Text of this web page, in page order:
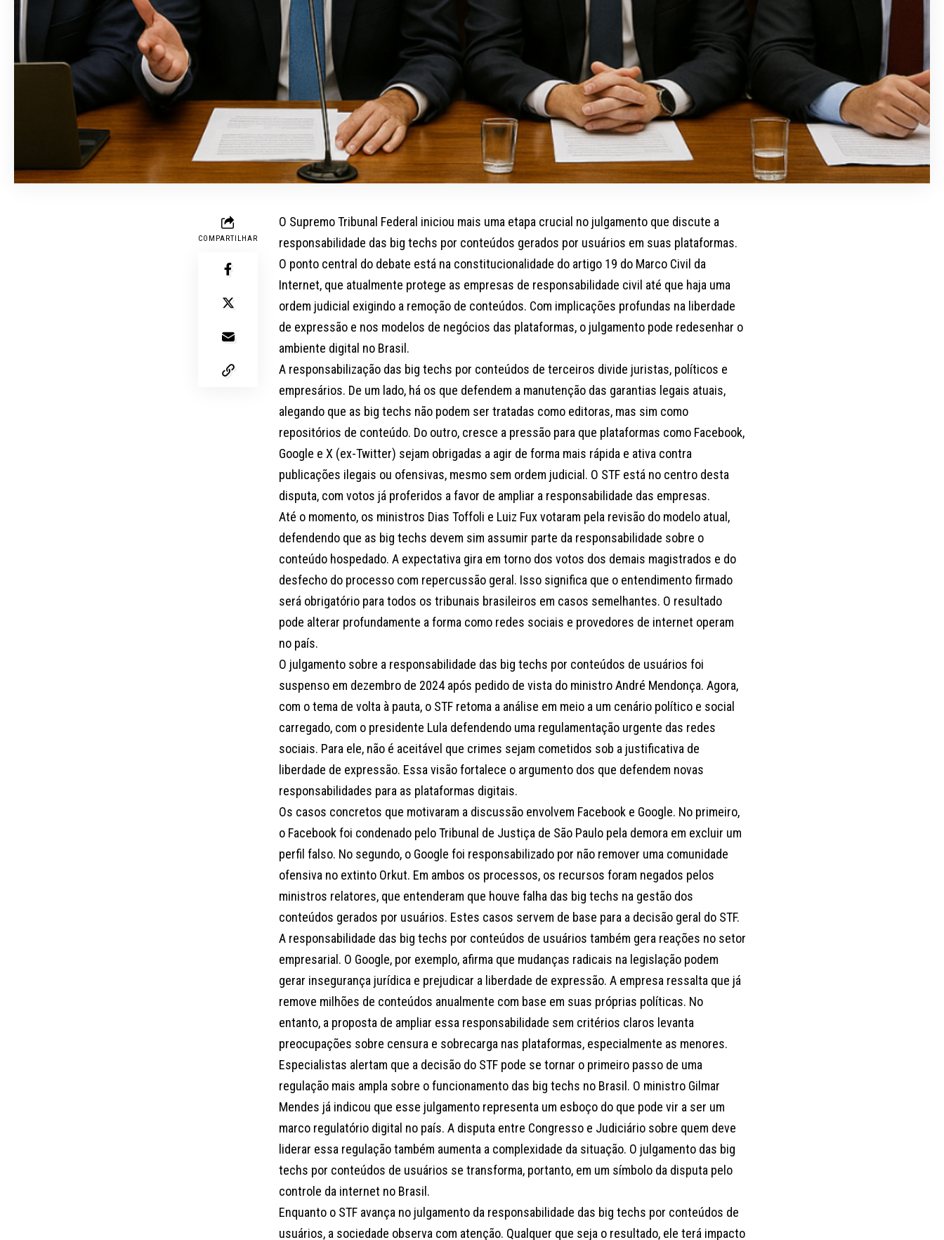
COMPARTILHAR
O Supremo Tribunal Federal iniciou mais uma etapa crucial no julgamento que discute a
responsabilidade das big techs por conteúdos gerados por usuários em suas plataformas.
O ponto central do debate está na constitucionalidade do artigo 19 do Marco Civil da
Internet, que atualmente protege as empresas de responsabilidade civil até que haja uma
ordem judicial exigindo a remoção de conteúdos. Com implicações profundas na liberdade
de expressão e nos modelos de negócios das plataformas, o julgamento pode redesenhar o
ambiente digital no Brasil.
A responsabilização das big techs por conteúdos de terceiros divide juristas, políticos e
empresários. De um lado, há os que defendem a manutenção das garantias legais atuais,
alegando que as big techs não podem ser tratadas como editoras, mas sim como
repositórios de conteúdo. Do outro, cresce a pressão para que plataformas como Facebook,
Google e X (ex-Twitter) sejam obrigadas a agir de forma mais rápida e ativa contra
publicações ilegais ou ofensivas, mesmo sem ordem judicial. O STF está no centro desta
disputa, com votos já proferidos a favor de ampliar a responsabilidade das empresas.
Até o momento, os ministros Dias Toffoli e Luiz Fux votaram pela revisão do modelo atual,
defendendo que as big techs devem sim assumir parte da responsabilidade sobre o
conteúdo hospedado. A expectativa gira em torno dos votos dos demais magistrados e do
desfecho do processo com repercussão geral. Isso significa que o entendimento firmado
será obrigatório para todos os tribunais brasileiros em casos semelhantes. O resultado
pode alterar profundamente a forma como redes sociais e provedores de internet operam
no país.
O julgamento sobre a responsabilidade das big techs por conteúdos de usuários foi
suspenso em dezembro de 2024 após pedido de vista do ministro André Mendonça. Agora,
com o tema de volta à pauta, o STF retoma a análise em meio a um cenário político e social
carregado, com o presidente Lula defendendo uma regulamentação urgente das redes
sociais. Para ele, não é aceitável que crimes sejam cometidos sob a justificativa de
liberdade de expressão. Essa visão fortalece o argumento dos que defendem novas
responsabilidades para as plataformas digitais.
Os casos concretos que motivaram a discussão envolvem Facebook e Google. No primeiro,
o Facebook foi condenado pelo Tribunal de Justiça de São Paulo pela demora em excluir um
perfil falso. No segundo, o Google foi responsabilizado por não remover uma comunidade
ofensiva no extinto Orkut. Em ambos os processos, os recursos foram negados pelos
ministros relatores, que entenderam que houve falha das big techs na gestão dos
conteúdos gerados por usuários. Estes casos servem de base para a decisão geral do STF.
A responsabilidade das big techs por conteúdos de usuários também gera reações no setor
empresarial. O Google, por exemplo, afirma que mudanças radicais na legislação podem
gerar insegurança jurídica e prejudicar a liberdade de expressão. A empresa ressalta que já
remove milhões de conteúdos anualmente com base em suas próprias políticas. No
entanto, a proposta de ampliar essa responsabilidade sem critérios claros levanta
preocupações sobre censura e sobrecarga nas plataformas, especialmente as menores.
Especialistas alertam que a decisão do STF pode se tornar o primeiro passo de uma
regulação mais ampla sobre o funcionamento das big techs no Brasil. O ministro Gilmar
Mendes já indicou que esse julgamento representa um esboço do que pode vir a ser um
marco regulatório digital no país. A disputa entre Congresso e Judiciário sobre quem deve
liderar essa regulação também aumenta a complexidade da situação. O julgamento das big
techs por conteúdos de usuários se transforma, portanto, em um símbolo da disputa pelo
controle da internet no Brasil.
Enquanto o STF avança no julgamento da responsabilidade das big techs por conteúdos de
usuários, a sociedade observa com atenção. Qualquer que seja o resultado, ele terá impacto